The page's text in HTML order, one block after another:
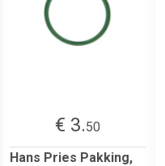
€ 3.50
Hans Pries Pakking,